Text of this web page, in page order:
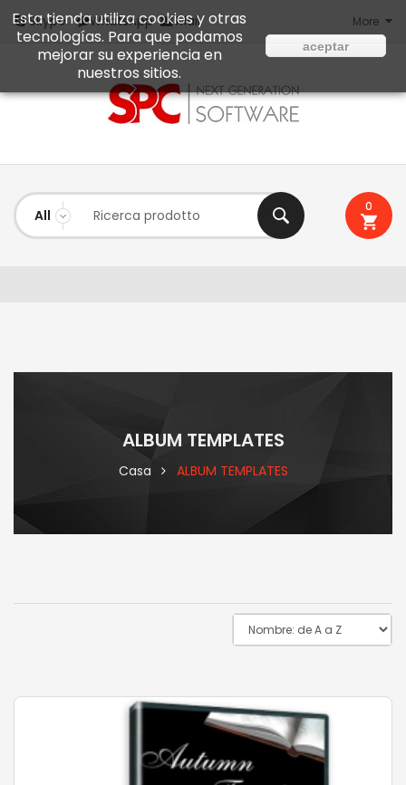
Skype WhatsApp Mail More
0
ALBUM TEMPLATES
Casa ALBUM TEMPLATES
Esta tienda utiliza cookies y otras
tecnologías. Para que podamos
mejorar su experiencia en
nuestros sitios.
aceptar